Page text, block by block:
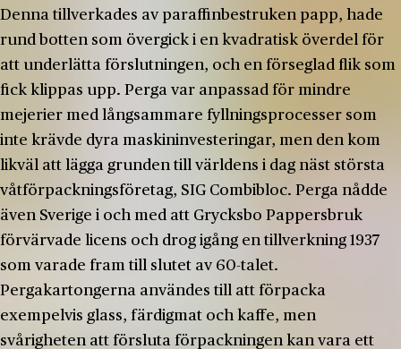
Denna tillverkades av paraffinbestruken papp, hade
rund botten som övergick i en kvadratisk överdel för
att underlätta förslutningen, och en förseglad flik som
fick klippas upp. Perga var anpassad för mindre
mejerier med långsammare fyllningsprocesser som
inte krävde dyra maskininvesteringar, men den kom
likväl att lägga grunden till världens i dag näst största
våtförpackningsföretag, SIG Combibloc. Perga nådde
även Sverige i och med att Grycksbo Pappersbruk
förvärvade licens och drog igång en tillverkning 1937
som varade fram till slutet av 60-talet.
Pergakartongerna användes till att förpacka
exempelvis glass, färdigmat och kaffe, men
svårigheten att försluta förpackningen kan vara ett